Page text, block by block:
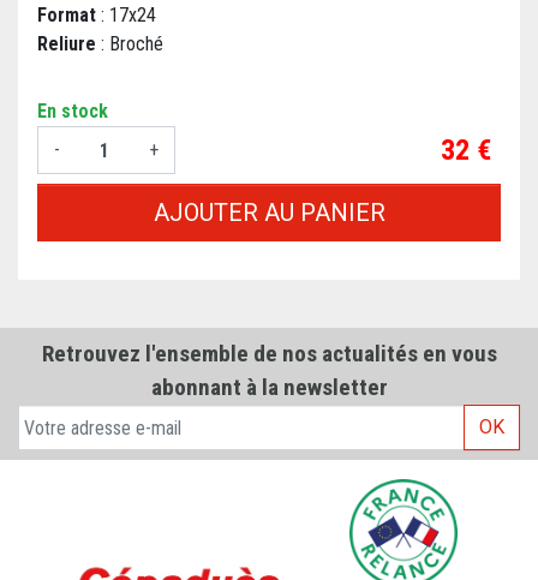
Format : 17x24
Reliure : Broché
En stock
-
+ Prix
32 €
AJOUTER AU PANIER
Retrouvez l'ensemble de nos actualités en vous
abonnant à la newsletter
OK